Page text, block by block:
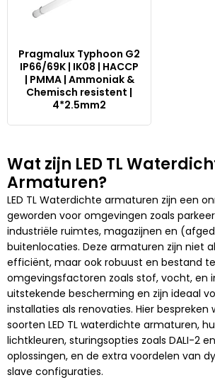
Pragmalux Typhoon G2
IP66/69K | IK08 | HACCP
| PMMA | Ammoniak &
Chemisch resistent |
4*2.5mm2
Wat zijn LED TL
Armaturen?
LED TL Waterdichte armaturen zijn een
geworden voor omgevingen zoals
industriële ruimtes, magazijnen en
buitenlocaties. Deze armaturen zijn niet
efficiënt, maar ook robuust en bestand
omgevingsfactoren zoals stof, vocht, en
uitstekende bescherming en zijn ideaal
installaties als renovaties. Hier bespreken
soorten LED TL waterdichte armaturen,
lichtkleuren, sturingsopties zoals DALI-2
oplossingen, en de extra voordelen van
slave configuraties.